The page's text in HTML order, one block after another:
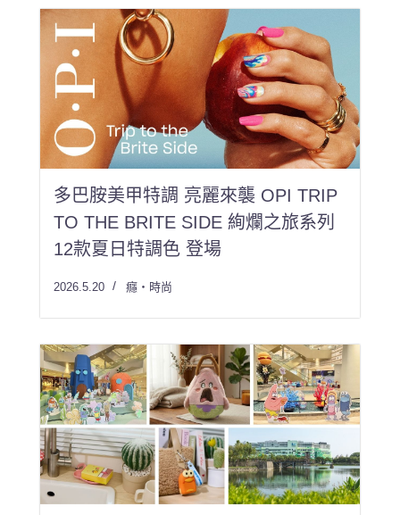
多巴胺美甲特調 亮麗來襲 OPI TRIP
TO THE BRITE SIDE 絢爛之旅系列
12款夏日特調色 登場
2026.5.20 癮・時尚